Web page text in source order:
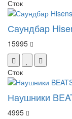
Сток
Саундбар
15995
Сток
Наушники
4995